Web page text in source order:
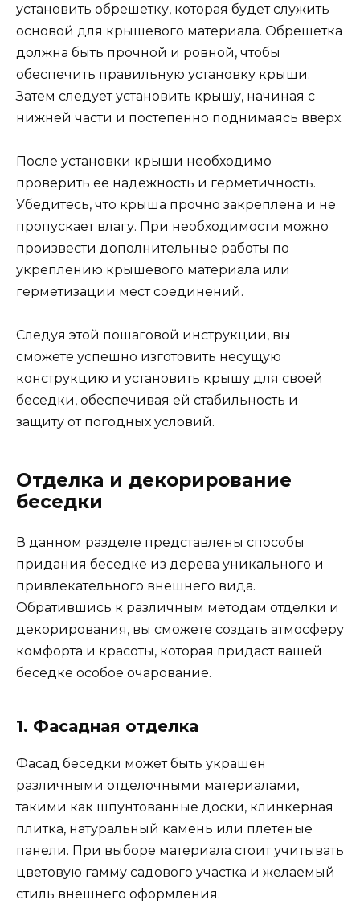
установить обрешетку, которая будет служить
основой для крышевого материала. Обрешетка
должна быть прочной и ровной, чтобы
обеспечить правильную установку крыши.
Затем следует установить крышу, начиная с
нижней части и постепенно поднимаясь вверх.
После установки крыши необходимо
проверить ее надежность и герметичность.
Убедитесь, что крыша прочно закреплена и не
пропускает влагу. При необходимости можно
произвести дополнительные работы по
укреплению крышевого материала или
герметизации мест соединений.
Следуя этой пошаговой инструкции, вы
сможете успешно изготовить несущую
конструкцию и установить крышу для своей
беседки, обеспечивая ей стабильность и
защиту от погодных условий.
Отделка и декорирование
беседки
В данном разделе представлены способы
придания беседке из дерева уникального и
привлекательного внешнего вида.
Обратившись к различным методам отделки и
декорирования, вы сможете создать атмосферу
комфорта и красоты, которая придаст вашей
беседке особое очарование.
1. Фасадная отделка
Фасад беседки может быть украшен
различными отделочными материалами,
такими как шпунтованные доски, клинкерная
плитка, натуральный камень или плетеные
панели. При выборе материала стоит учитывать
цветовую гамму садового участка и желаемый
стиль внешнего оформления.